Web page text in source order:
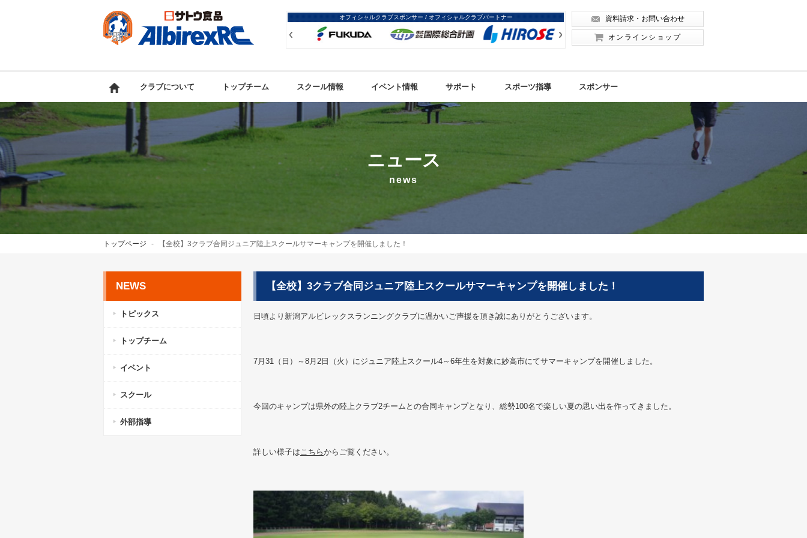
オフィシャルクラブスポンサー / オフィシャルクラブパートナー 資料請求・お問い合わせ
オンラインショップ
クラブについて トップチーム スクール情報 イベント情報 サポート スポーツ指導 スポンサー
ニュース
news
トップページ 【全校】3クラブ合同ジュニア陸上スクールサマーキャンプを開催しました！
【全校】3クラブ合同ジュニア陸上スクールサマーキャンプを開催しました！
日頃より新潟アルビレックスランニングクラブに温かいご声援を頂き誠にありがとうございます。
7月31（日）～8月2日（火）にジュニア陸上スクール4～6年生を対象に妙高市にてサマーキャンプを開催しました。
今回のキャンプは県外の陸上クラブ2チームとの合同キャンプとなり、総勢100名で楽しい夏の思い出を作ってきました。
詳しい様子は こちらからご覧ください。
NEWS
トピックス
トップチーム
イベント
スクール
外部指導